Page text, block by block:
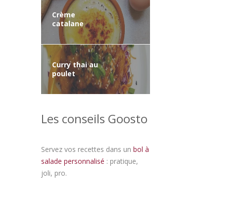
Crème
catalane
Curry thai au
poulet
Les conseils Goosto
Servez vos recettes dans un bol à
salade personnalisé : pratique,
joli, pro.